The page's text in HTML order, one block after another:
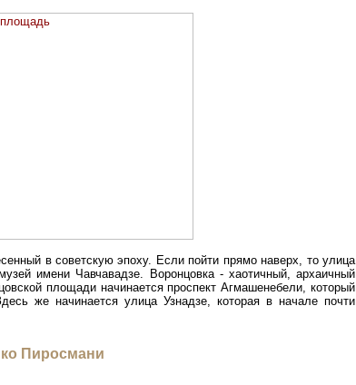
в советскую эпоху. Если пойти прямо наверх, то улица
имени Чавчавадзе. Воронцовка - хаотичный, архаичный
площади начинается проспект Агмашенебели, который
же начинается улица Узнадзе, которая в начале почти
Пиросмани